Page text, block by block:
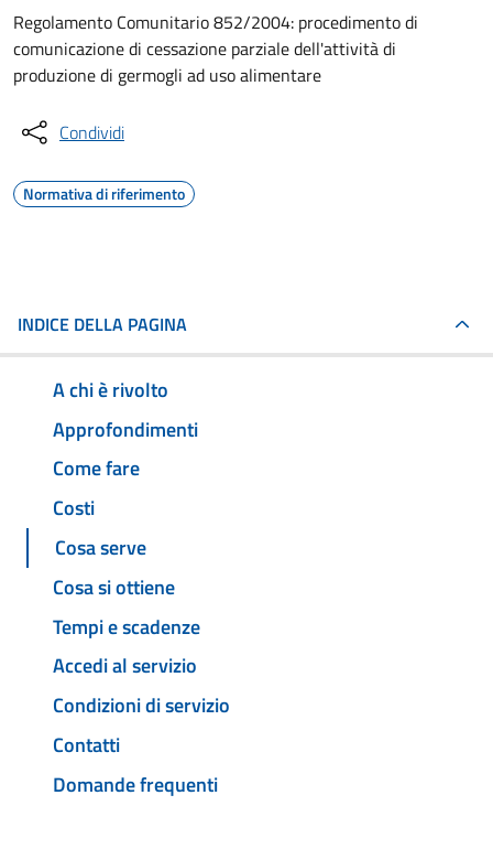
Regolamento Comunitario 852/2004: procedimento di
comunicazione di cessazione parziale dell'attività di
produzione di germogli ad uso alimentare
Condividi
Normativa di riferimento
INDICE DELLA PAGINA
A chi è rivolto
Approfondimenti
Come fare
Costi
Cosa serve
Cosa si ottiene
Tempi e scadenze
Accedi al servizio
Condizioni di servizio
Contatti
Domande frequenti